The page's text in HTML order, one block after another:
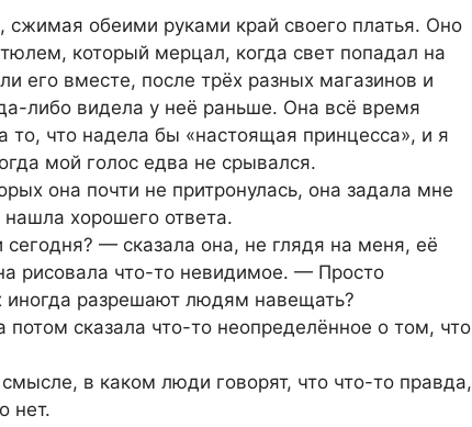
обеими руками край своего платья. Оно
который мерцал, когда свет попадал на
его вместе, после трёх разных магазинов и
либо видела у неё раньше. Она всё время
что надела бы «настоящая принцесса», и я
мой голос едва не срывался.
она почти не притронулась, она задала мне
хорошего ответа.
— сказала она, не глядя на меня, её
рисовала что-то невидимое. — Просто
разрешают людям навещать?
потом сказала что-то неопределённое о том, что
в каком люди говорят, что что-то правда,
нет.